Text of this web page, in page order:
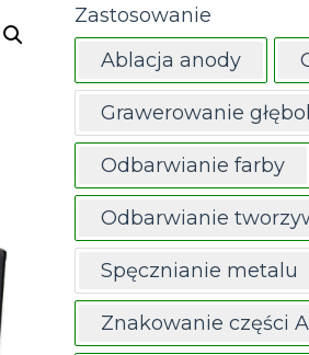
Zastosowanie
Ablacja anody
Grawerowanie
Odbarwianie farby
Odbarwianie
Spęcznianie metalu
Znakowanie części